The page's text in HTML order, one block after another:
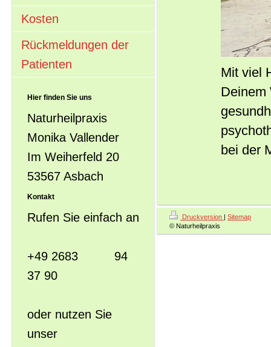
Kosten
Rückmeldungen der
Patienten
Hier finden Sie uns
Naturheilpraxis
Monika Vallender
Im Weiherfeld 20
53567 Asbach
Kontakt
Rufen Sie einfach an
+49 2683 94
37 90
oder nutzen Sie
unser
Mit viel
Deinem
bei der
Druckversion | Sitemap
© Naturheilpraxis